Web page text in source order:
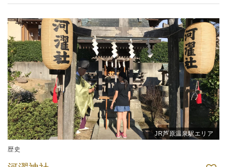
JR芦原温泉駅エリア
歴史